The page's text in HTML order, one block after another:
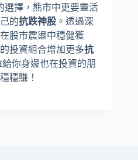
選擇，熊市中更要靈活
的抗跌神股 。透過深
股市震盪中穩健獲
投資組合增加更多抗
你身邊也在投資的朋
穩賺！